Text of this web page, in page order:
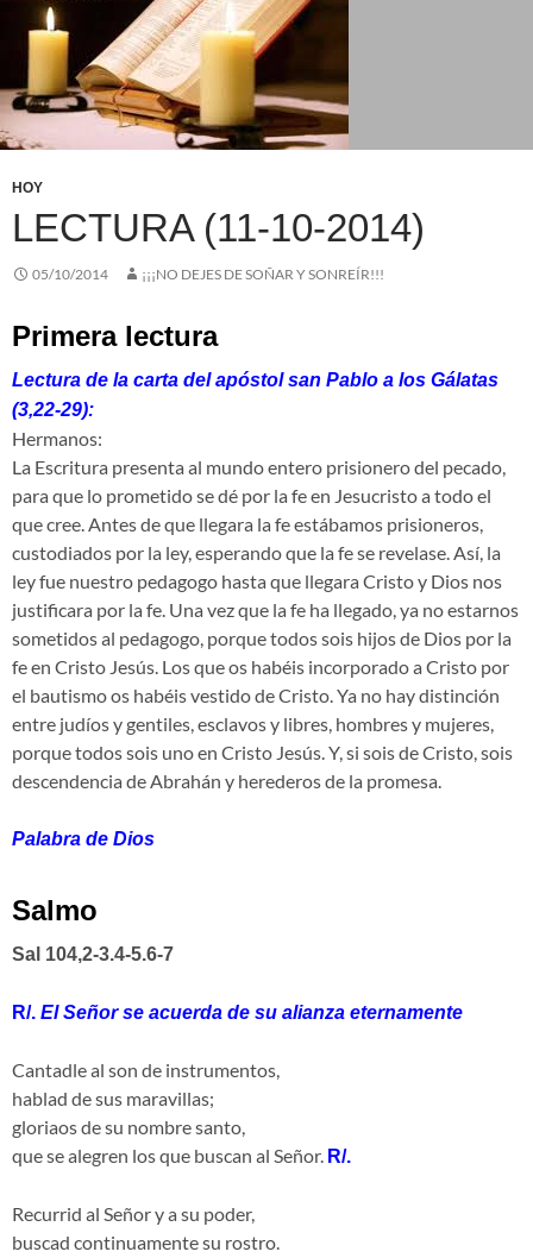
HOY
LECTURA (11-10-2014)
05/10/2014 ¡¡¡NO DEJES DE SOÑAR Y SONREÍR!!!
Primera lectura
Lectura de la carta del apóstol san Pablo a los Gálatas
(3,22-29):
Hermanos:
La Escritura presenta al mundo entero prisionero del pecado,
para que lo prometido se dé por la fe en Jesucristo a todo el
que cree. Antes de que llegara la fe estábamos prisioneros,
custodiados por la ley, esperando que la fe se revelase. Así, la
ley fue nuestro pedagogo hasta que llegara Cristo y Dios nos
justificara por la fe. Una vez que la fe ha llegado, ya no estarnos
sometidos al pedagogo, porque todos sois hijos de Dios por la
fe en Cristo Jesús. Los que os habéis incorporado a Cristo por
el bautismo os habéis vestido de Cristo. Ya no hay distinción
entre judíos y gentiles, esclavos y libres, hombres y mujeres,
porque todos sois uno en Cristo Jesús. Y, si sois de Cristo, sois
descendencia de Abrahán y herederos de la promesa.
Palabra de Dios
Salmo
Sal 104,2-3.4-5.6-7
R/. El Señor se acuerda de su alianza eternamente
Cantadle al son de instrumentos,
hablad de sus maravillas;
gloriaos de su nombre santo,
que se alegren los que buscan al Señor. R/.
Recurrid al Señor y a su poder,
buscad continuamente su rostro.